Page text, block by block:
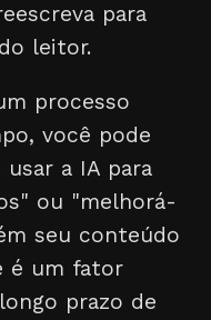
para
leitor.
processo
você pode
a IA para
ou "melhorá-
seu conteúdo
é um fator
prazo de